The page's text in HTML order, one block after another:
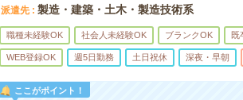
派遣先 製造・建築・土木・製造技術系
職種未経験OK 社会人未経験OK ブランクOK 既
WEB登録OK 週5日勤務 土日祝休 深夜・早朝
ここがポイント！